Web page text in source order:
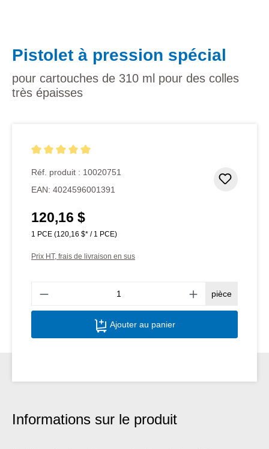
Pistolet à pression spécial
pour cartouches de 310 ml pour des colles
très épaisses
Réf. produit : 10020751
EAN: 4024596001391
Prix régulier :
120,16 $
1 PCE (120,16 $* / 1 PCE)
Prix HT, frais de livraison en sus
pièce
Ajouter au panier
Informations sur le produit